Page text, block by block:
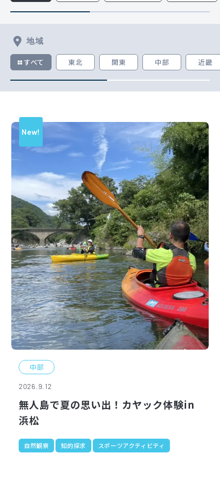
地域
すべて 東北 関東 中部 近畿
New!
中部
2026.9.12
無人島で夏の思い出！カヤック体験in
浜松
自然観察 知的探求 スポーツアクティビティ